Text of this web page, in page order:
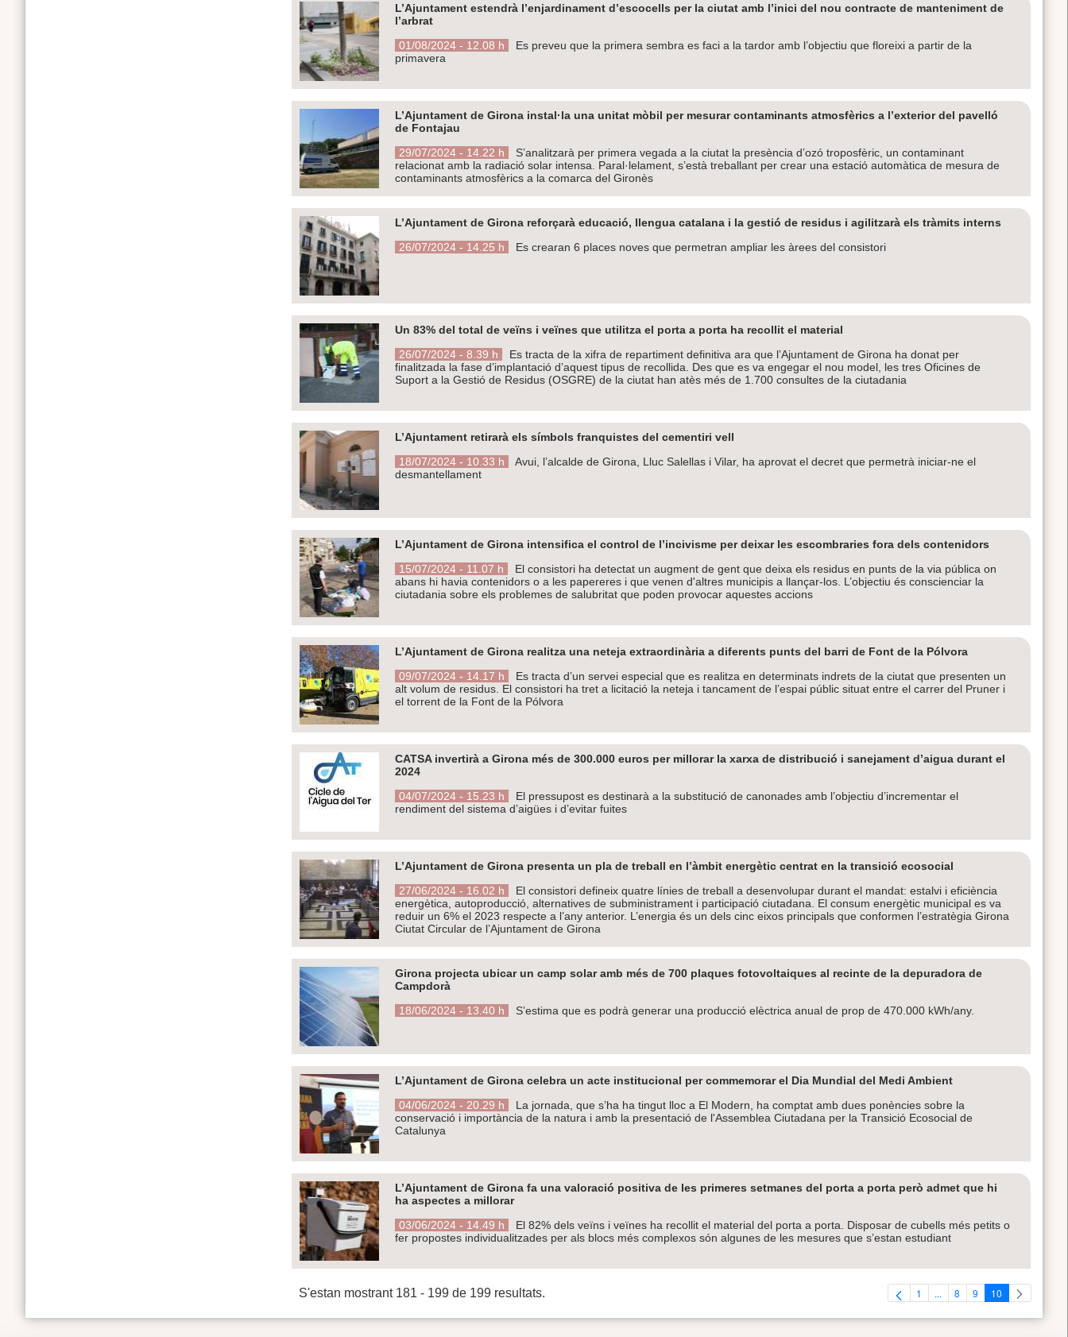
L’Ajuntament estendrà l’enjardinament d’escocells per la ciutat amb l’inici del nou contracte de manteniment de
l’arbrat
01/08/2024 - 12.08 h
Es preveu que la primera sembra es faci a la tardor amb l’objectiu que floreixi a partir de la
primavera
L’Ajuntament de Girona instal·la una unitat mòbil per mesurar contaminants atmosfèrics a l’exterior del pavelló
de Fontajau
29/07/2024 - 14.22 h
S’analitzarà per primera vegada a la ciutat la presència d’ozó troposfèric, un contaminant
relacionat amb la radiació solar intensa. Paral·lelament, s’està treballant per crear una estació automàtica de mesura de
contaminants atmosfèrics a la comarca del Gironès
L’Ajuntament de Girona reforçarà educació, llengua catalana i la gestió de residus i agilitzarà els tràmits interns
26/07/2024 - 14.25 h
Es crearan 6 places noves que permetran ampliar les àrees del consistori
Un 83% del total de veïns i veïnes que utilitza el porta a porta ha recollit el material
26/07/2024 - 8.39 h
Es tracta de la xifra de repartiment definitiva ara que l’Ajuntament de Girona ha donat per
finalitzada la fase d’implantació d’aquest tipus de recollida. Des que es va engegar el nou model, les tres Oficines de
Suport a la Gestió de Residus (OSGRE) de la ciutat han atès més de 1.700 consultes de la ciutadania
L’Ajuntament retirarà els símbols franquistes del cementiri vell
18/07/2024 - 10.33 h
Avui, l’alcalde de Girona, Lluc Salellas i Vilar, ha aprovat el decret que permetrà iniciar-ne el
desmantellament
L’Ajuntament de Girona intensifica el control de l’incivisme per deixar les escombraries fora dels contenidors
15/07/2024 - 11.07 h
El consistori ha detectat un augment de gent que deixa els residus en punts de la via pública on
abans hi havia contenidors o a les papereres i que venen d'altres municipis a llançar-los. L’objectiu és conscienciar la
ciutadania sobre els problemes de salubritat que poden provocar aquestes accions
L’Ajuntament de Girona realitza una neteja extraordinària a diferents punts del barri de Font de la Pólvora
09/07/2024 - 14.17 h
Es tracta d’un servei especial que es realitza en determinats indrets de la ciutat que presenten un
alt volum de residus. El consistori ha tret a licitació la neteja i tancament de l’espai públic situat entre el carrer del Pruner i
el torrent de la Font de la Pólvora
CATSA invertirà a Girona més de 300.000 euros per millorar la xarxa de distribució i sanejament d’aigua durant el
2024
04/07/2024 - 15.23 h
El pressupost es destinarà a la substitució de canonades amb l’objectiu d’incrementar el
rendiment del sistema d’aigües i d’evitar fuites
L’Ajuntament de Girona presenta un pla de treball en l’àmbit energètic centrat en la transició ecosocial
27/06/2024 - 16.02 h
El consistori defineix quatre línies de treball a desenvolupar durant el mandat: estalvi i eficiència
energètica, autoproducció, alternatives de subministrament i participació ciutadana. El consum energètic municipal es va
reduir un 6% el 2023 respecte a l’any anterior. L’energia és un dels cinc eixos principals que conformen l’estratègia Girona
Ciutat Circular de l’Ajuntament de Girona
Girona projecta ubicar un camp solar amb més de 700 plaques fotovoltaiques al recinte de la depuradora de
Campdorà
18/06/2024 - 13.40 h
S’estima que es podrà generar una producció elèctrica anual de prop de 470.000 kWh/any.
L’Ajuntament de Girona celebra un acte institucional per commemorar el Dia Mundial del Medi Ambient
04/06/2024 - 20.29 h
La jornada, que s’ha ha tingut lloc a El Modern, ha comptat amb dues ponències sobre la
conservació i importància de la natura i amb la presentació de l'Assemblea Ciutadana per la Transició Ecosocial de
Catalunya
L’Ajuntament de Girona fa una valoració positiva de les primeres setmanes del porta a porta però admet que hi
ha aspectes a millorar
03/06/2024 - 14.49 h
El 82% dels veïns i veïnes ha recollit el material del porta a porta. Disposar de cubells més petits o
fer propostes individualitzades per als blocs més complexos són algunes de les mesures que s’estan estudiant
S'estan mostrant 181 - 199 de 199 resultats. Pàgina
1 ...Pàgines intermèdies Utilitzeu
Pàgina
8 Pàgina
9 Pàgina
10